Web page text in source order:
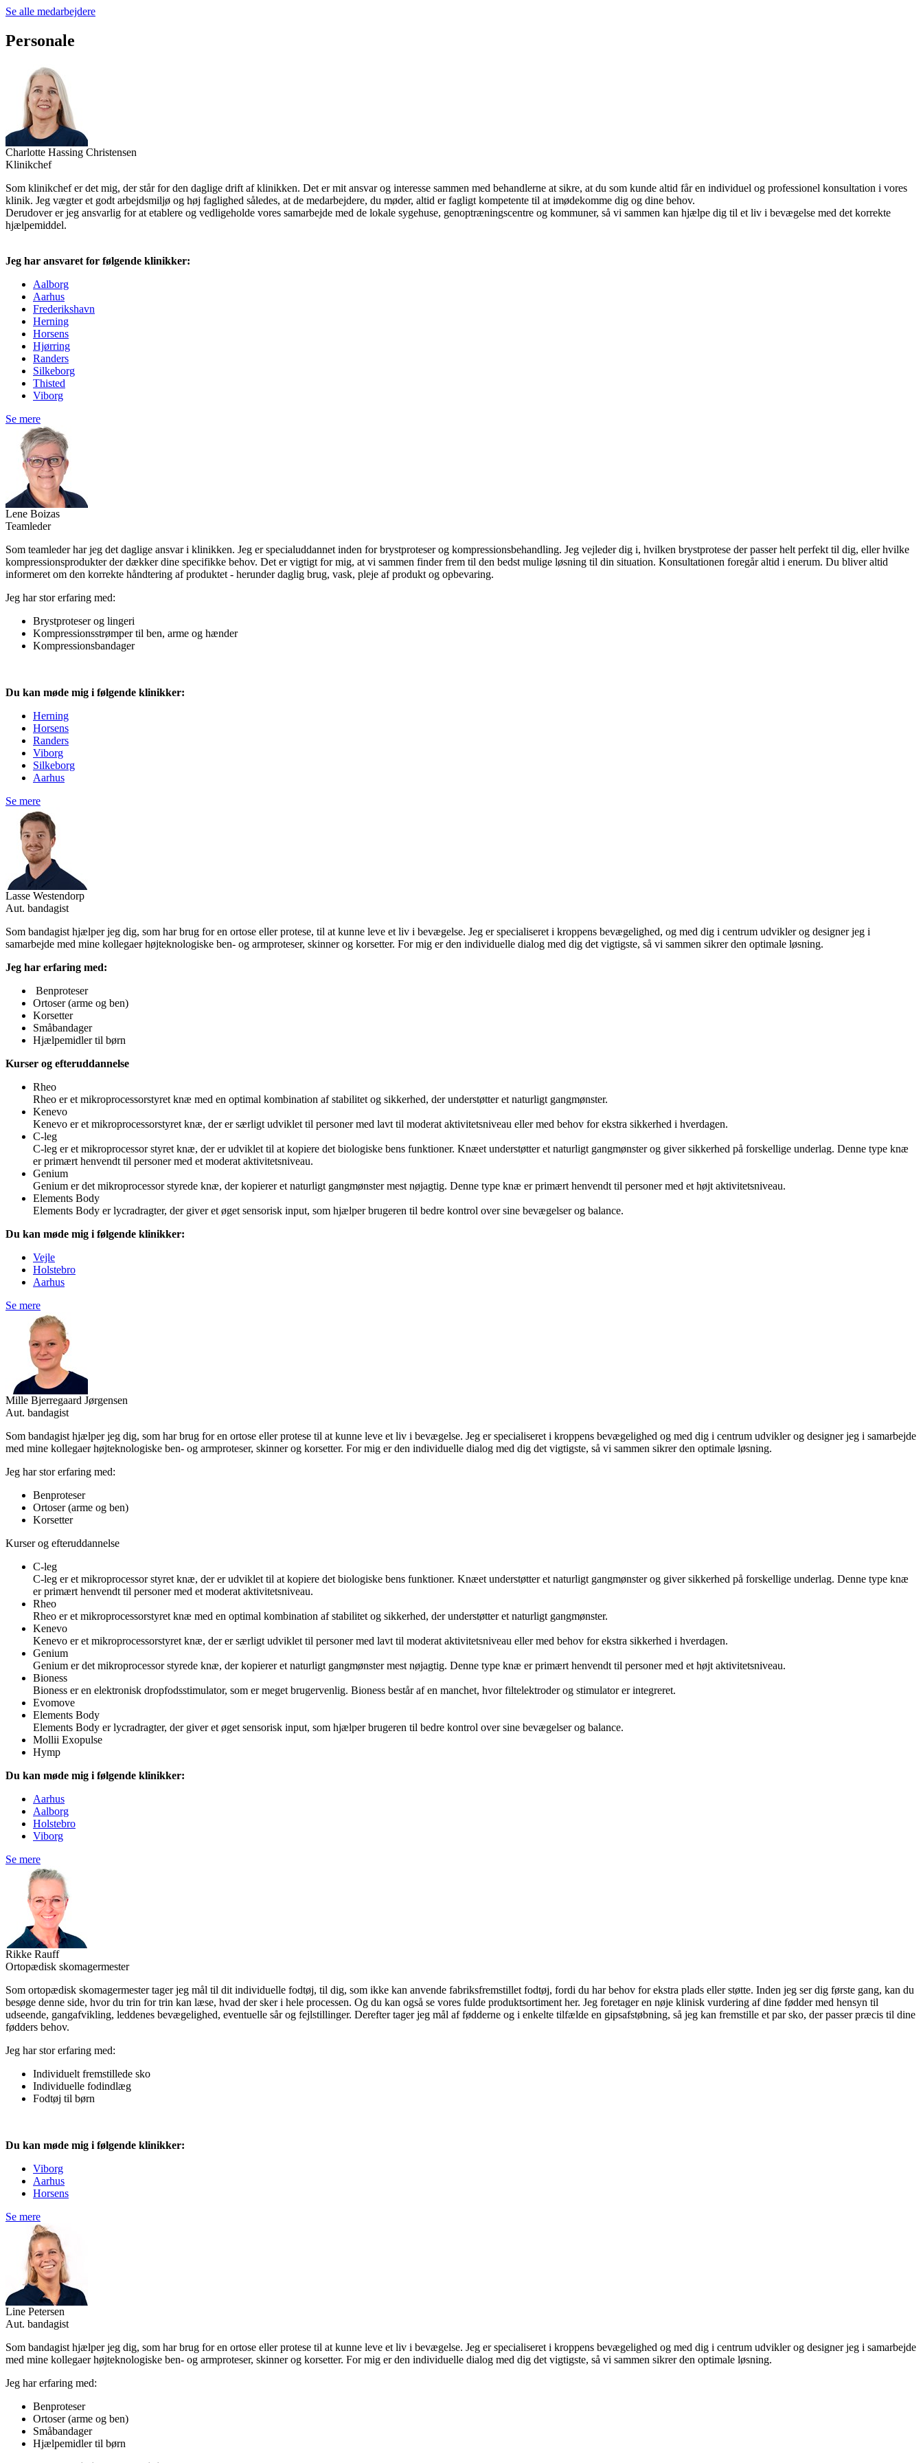
Se alle medarbejdere
Personale
Charlotte Hassing Christensen
Klinikchef
Som klinikchef er det mig, der står for den daglige drift af klinikken. Det er mit ansvar og interesse sammen med behandlerne at sikre, at du som kunde altid får en individuel og professionel konsultation i vores
klinik. Jeg vægter et godt arbejdsmiljø og høj faglighed således, at de medarbejdere, du møder, altid er fagligt kompetente til at imødekomme dig og dine behov.
Derudover er jeg ansvarlig for at etablere og vedligeholde vores samarbejde med de lokale sygehuse, genoptræningscentre og kommuner, så vi sammen kan hjælpe dig til et liv i bevægelse med det korrekte
hjælpemiddel.
Jeg har ansvaret for følgende klinikker:
Aalborg
Aarhus
Frederikshavn
Herning
Horsens
Hjørring
Randers
Silkeborg
Thisted
Viborg
Se mere
Lene Boizas
Teamleder
Som teamleder har jeg det daglige ansvar i klinikken. Jeg er specialuddannet inden for brystproteser og kompressionsbehandling. Jeg vejleder dig i, hvilken brystprotese der passer helt perfekt til dig, eller hvilke
kompressionsprodukter der dækker dine specifikke behov. Det er vigtigt for mig, at vi sammen finder frem til den bedst mulige løsning til din situation. Konsultationen foregår altid i enerum. Du bliver altid
informeret om den korrekte håndtering af produktet - herunder daglig brug, vask, pleje af produkt og opbevaring.
Jeg har stor erfaring med:
Brystproteser og lingeri
Kompressionsstrømper til ben, arme og hænder
Kompressionsbandager
Du kan møde mig i følgende klinikker:
Herning
Horsens
Randers
Viborg
Silkeborg
Aarhus
Se mere
Lasse Westendorp
Aut. bandagist
Som bandagist hjælper jeg dig, som har brug for en ortose eller protese, til at kunne leve et liv i bevægelse. Jeg er specialiseret i kroppens bevægelighed, og med dig i centrum udvikler og designer jeg i
samarbejde med mine kollegaer højteknologiske ben- og armproteser, skinner og korsetter. For mig er den individuelle dialog med dig det vigtigste, så vi sammen sikrer den optimale løsning.
Jeg har erfaring med:
Benproteser
Ortoser (arme og ben)
Korsetter
Småbandager
Hjælpemidler til børn
Kurser og efteruddannelse
Rheo
Rheo er et mikroprocessorstyret knæ med en optimal kombination af stabilitet og sikkerhed, der understøtter et naturligt gangmønster.
Kenevo
Kenevo er et mikroprocessorstyret knæ, der er særligt udviklet til personer med lavt til moderat aktivitetsniveau eller med behov for ekstra sikkerhed i hverdagen.
C-leg
C-leg er et mikroprocessor styret knæ, der er udviklet til at kopiere det biologiske bens funktioner. Knæet understøtter et naturligt gangmønster og giver sikkerhed på forskellige underlag. Denne type knæ
er primært henvendt til personer med et moderat aktivitetsniveau.
Genium
Genium er det mikroprocessor styrede knæ, der kopierer et naturligt gangmønster mest nøjagtig. Denne type knæ er primært henvendt til personer med et højt aktivitetsniveau.
Elements Body
Elements Body er lycradragter, der giver et øget sensorisk input, som hjælper brugeren til bedre kontrol over sine bevægelser og balance.
Du kan møde mig i følgende klinikker:
Vejle
Holstebro
Aarhus
Se mere
Mille Bjerregaard Jørgensen
Aut. bandagist
Som bandagist hjælper jeg dig, som har brug for en ortose eller protese til at kunne leve et liv i bevægelse. Jeg er specialiseret i kroppens bevægelighed og med dig i centrum udvikler og designer jeg i samarbejde
med mine kollegaer højteknologiske ben- og armproteser, skinner og korsetter. For mig er den individuelle dialog med dig det vigtigste, så vi sammen sikrer den optimale løsning.
Jeg har stor erfaring med:
Benproteser
Ortoser (arme og ben)
Korsetter
Kurser og efteruddannelse
C-leg
C-leg er et mikroprocessor styret knæ, der er udviklet til at kopiere det biologiske bens funktioner. Knæet understøtter et naturligt gangmønster og giver sikkerhed på forskellige underlag. Denne type knæ
er primært henvendt til personer med et moderat aktivitetsniveau.
Rheo
Rheo er et mikroprocessorstyret knæ med en optimal kombination af stabilitet og sikkerhed, der understøtter et naturligt gangmønster.
Kenevo
Kenevo er et mikroprocessorstyret knæ, der er særligt udviklet til personer med lavt til moderat aktivitetsniveau eller med behov for ekstra sikkerhed i hverdagen.
Genium
Genium er det mikroprocessor styrede knæ, der kopierer et naturligt gangmønster mest nøjagtig. Denne type knæ er primært henvendt til personer med et højt aktivitetsniveau.
Bioness
Bioness er en elektronisk dropfodsstimulator, som er meget brugervenlig. Bioness består af en manchet, hvor filtelektroder og stimulator er integreret.
Evomove
Elements Body
Elements Body er lycradragter, der giver et øget sensorisk input, som hjælper brugeren til bedre kontrol over sine bevægelser og balance.
Mollii Exopulse
Hymp
Du kan møde mig i følgende klinikker:
Aarhus
Aalborg
Holstebro
Viborg
Se mere
Rikke Rauff
Ortopædisk skomagermester
Som ortopædisk skomagermester tager jeg mål til dit individuelle fodtøj, til dig, som ikke kan anvende fabriksfremstillet fodtøj, fordi du har behov for ekstra plads eller støtte. Inden jeg ser dig første gang, kan du
besøge denne side, hvor du trin for trin kan læse, hvad der sker i hele processen. Og du kan også se vores fulde produktsortiment her. Jeg foretager en nøje klinisk vurdering af dine fødder med hensyn til
udseende, gangafvikling, leddenes bevægelighed, eventuelle sår og fejlstillinger. Derefter tager jeg mål af fødderne og i enkelte tilfælde en gipsafstøbning, så jeg kan fremstille et par sko, der passer præcis til dine
fødders behov.
Jeg har stor erfaring med:
Individuelt fremstillede sko
Individuelle fodindlæg
Fodtøj til børn
Du kan møde mig i følgende klinikker:
Viborg
Aarhus
Horsens
Se mere
Line Petersen
Aut. bandagist
Som bandagist hjælper jeg dig, som har brug for en ortose eller protese til at kunne leve et liv i bevægelse. Jeg er specialiseret i kroppens bevægelighed og med dig i centrum udvikler og designer jeg i samarbejde
med mine kollegaer højteknologiske ben- og armproteser, skinner og korsetter. For mig er den individuelle dialog med dig det vigtigste, så vi sammen sikrer den optimale løsning.
Jeg har erfaring med:
Benproteser
Ortoser (arme og ben)
Småbandager
Hjælpemidler til børn